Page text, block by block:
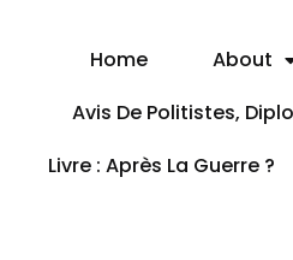
Home About
Avis De Politistes,
Livre : Après La Guerre ?